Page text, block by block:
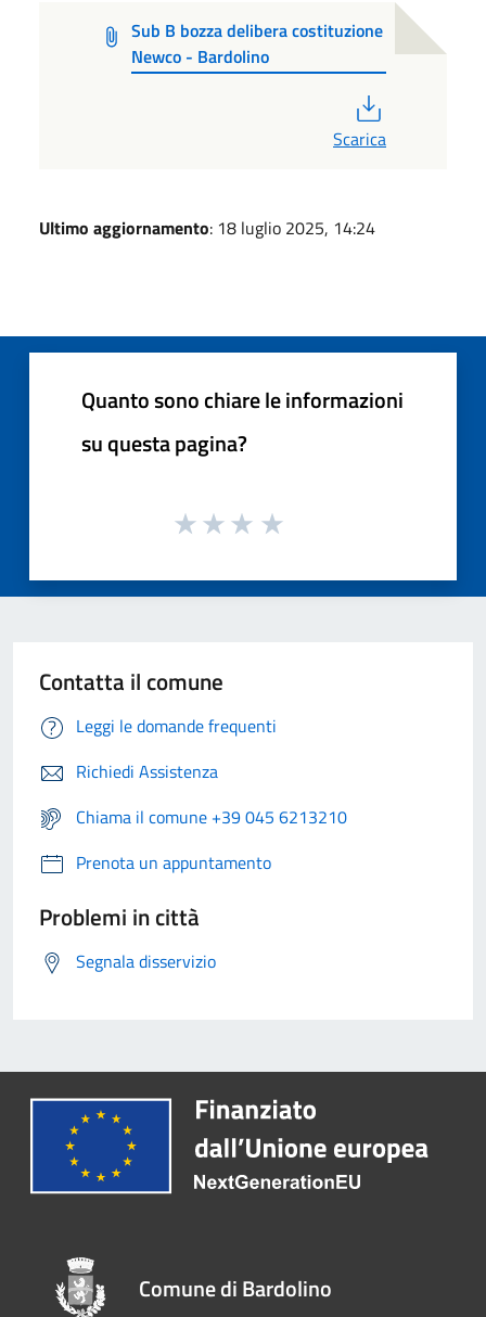
Sub B bozza delibera costituzione
Newco - Bardolino
Scarica
Ultimo aggiornamento: 18 luglio 2025, 14:24
Quanto sono chiare le informazioni
su questa pagina?
Contatta il comune
Leggi le domande frequenti
Richiedi Assistenza
Chiama il comune +39 045 6213210
Prenota un appuntamento
Problemi in città
Segnala disservizio
Comune di Bardolino